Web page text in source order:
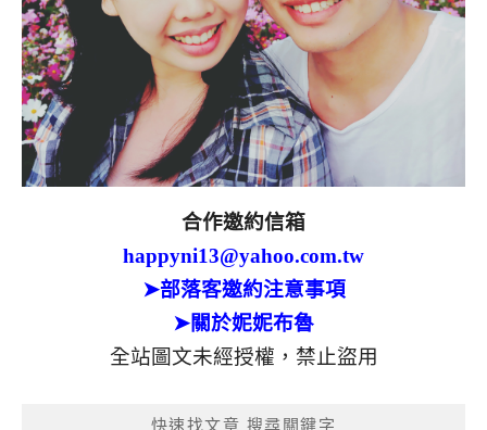
合作邀約信箱
happyni13@yahoo.com.tw
➤部落客邀約注意事項
➤關於妮妮布魯
全站圖文未經授權，禁止盜用
快速找文章 搜尋關鍵字